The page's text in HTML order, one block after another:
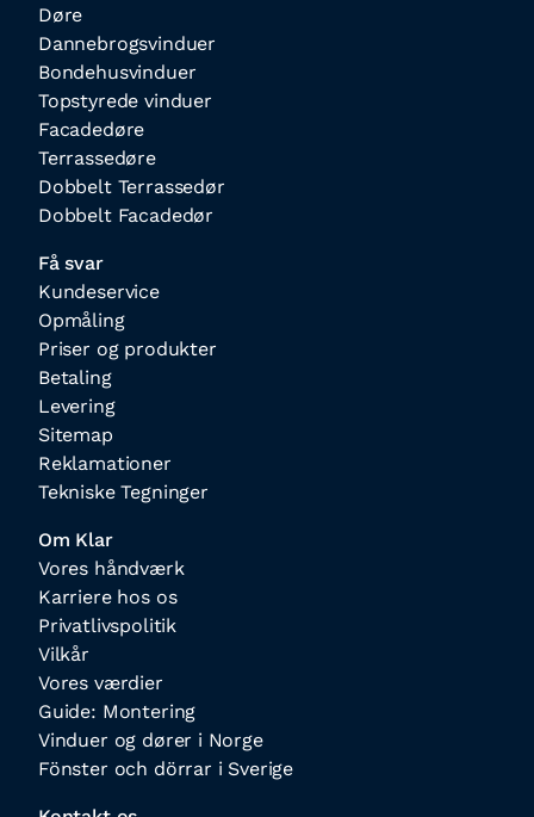
Døre
Dannebrogsvinduer
Bondehusvinduer
Topstyrede vinduer
Facadedøre
Terrassedøre
Dobbelt Terrassedør
Dobbelt Facadedør
Få svar
Kundeservice
Opmåling
Priser og produkter
Betaling
Levering
Sitemap
Reklamationer
Tekniske Tegninger
Om Klar
Vores håndværk
Karriere hos os
Privatlivspolitik
Vilkår
Vores værdier
Guide: Montering
Vinduer og dører i Norge
Fönster och dörrar i Sverige